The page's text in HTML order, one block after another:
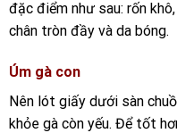
đặc điểm như sau: rốn
chân tròn đầy và da bóng.
Úm gà con
Nên lót giấy dưới sàn
khỏe gà còn yếu. Để tốt